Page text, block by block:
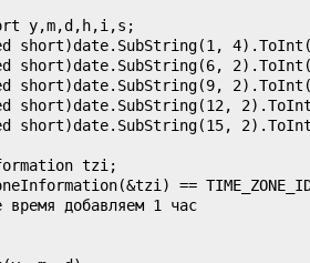
y,m,d,h,i,s;
short)date.SubString(1,
short)date.SubString(6,
short)date.SubString(9,
short)date.SubString(12,
short)date.SubString(15,
tzi;
==
время добавляем 1 час